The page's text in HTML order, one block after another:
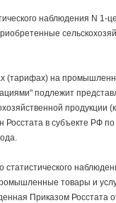
наблюдения N 1-
(тарифах) на
подлежит
продукции
Росстата в субъекте РФ
товары и
Приказом Росстата